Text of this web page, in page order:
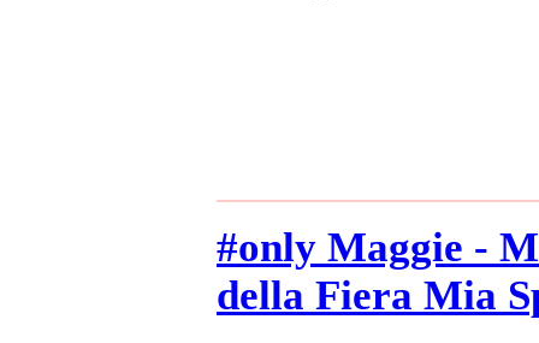
#only Maggie -
della Fiera Mia